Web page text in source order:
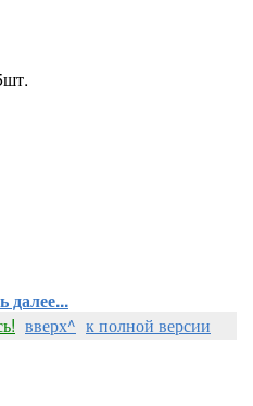
далее...
вверх^ к полной версии